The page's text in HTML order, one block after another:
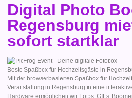
Digital Photo
Regensburg
sofort startklar
Beste Spaßbox für Hochzeitsgäste in
Mit der browserbasierten Spaßbox für
Veranstaltung in Regensburg in eine
Hardware ermöglichen wir Fotos, GIFs,